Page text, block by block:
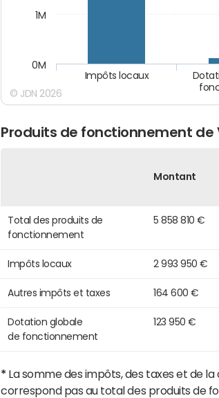
Impôts locaux
0M
1M
© JDN 2026
Produits de fonctionnement de
Montant
Total des produits de
fonctionnement
5 858 810 €
Impôts locaux 2 993 950 €
Autres impôts et taxes 164 600 €
Dotation globale
de fonctionnement
123 950 €
* La somme des impôts, des taxes et de
correspond pas au total des produits de